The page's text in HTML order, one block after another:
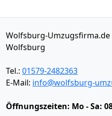
Wolfsburg-Umzugsfirma.de
Wolfsburg
Tel.: 01579-2482363
E-Mail: info@wolfsburg-
Öffnungszeiten: Mo - Sa: